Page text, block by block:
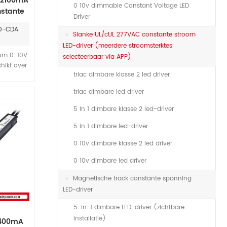
0 10v dimmable Constant Voltage LED
Driver
Slanke UL/cUL 277VAC constante stroom
LED-driver (meerdere stroomsterktes
selecteerbaar via APP)
triac dimbare klasse 2 led driver
triac dimbare led driver
5 in 1 dimbare klasse 2 led-driver
5 in 1 dimbare led-driver
0 10v dimbare klasse 2 led driver
0 10v dimbare led driver
Magnetische track constante spanning
LED-driver
5-in-1 dimbare LED-driver (zichtbare
installatie)
CDA
0-10V
over
Hij